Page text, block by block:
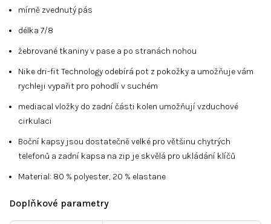
mírně zvednutý pás
délka 7/8
žebrované tkaniny v pase a po stranách nohou
Nike dri-fit Technology odebírá pot z pokožky a umožňuje vám
rychleji vypařit pro pohodlí v suchém
mediacal vložky do zadní části kolen umožňují vzduchové
cirkulaci
Boční kapsy jsou dostatečně velké pro většinu chytrých
telefonů a zadní kapsa na zip je skvělá pro ukládání klíčů
Material: 80 % polyester, 20 % elastane
Doplňkové parametry